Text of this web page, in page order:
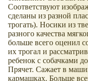
Соответствуют
сделаны из разной
трогать). Носики из
разного качества
больше всего оценил
их трогал и
ребенок с собачками
Прячет. Сажает в
кармашках. Больше